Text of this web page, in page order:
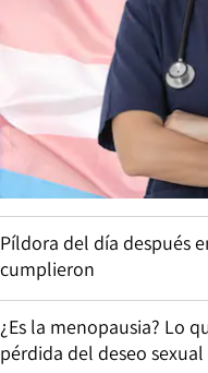
Píldora del día después
cumplieron
¿Es la menopausia? Lo
pérdida del deseo